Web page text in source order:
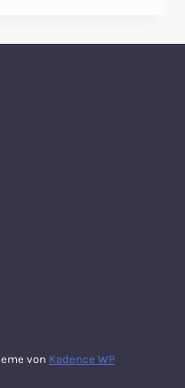
von Kadence WP